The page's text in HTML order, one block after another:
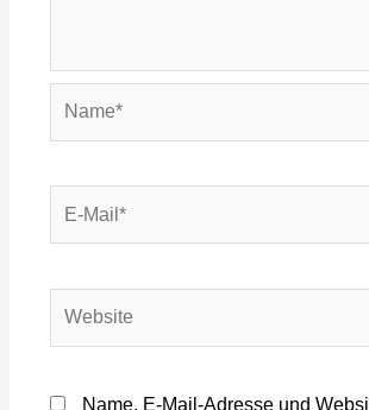
Name, E-Mail-Adresse und